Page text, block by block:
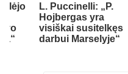
L. Puccinelli: „P.
Hojbergas yra
visiškai susitelkęs
darbui Marselyje“